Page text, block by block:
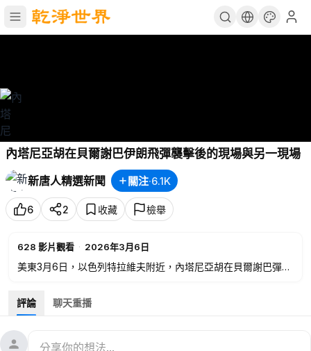
內塔尼亞胡在貝爾謝巴伊朗飛彈襲擊後的現場與另一現場
新唐人精選新聞
關注·6.1K
6 2 收藏 檢舉
628 影片觀看 · 2026年3月6日
美東3月6日，以色列特拉維夫附近，內塔尼亞胡在貝爾謝巴彈坑
人、大紀元進行網絡重播，即時翻譯字幕。
評論 聊天重播